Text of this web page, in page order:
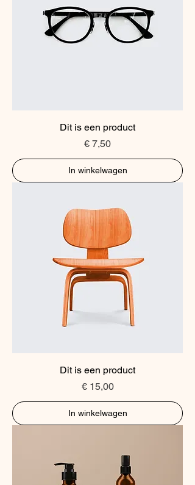
Dit is een product
Prijs
€ 7,50
In winkelwagen
Dit is een product
Prijs
€ 15,00
In winkelwagen